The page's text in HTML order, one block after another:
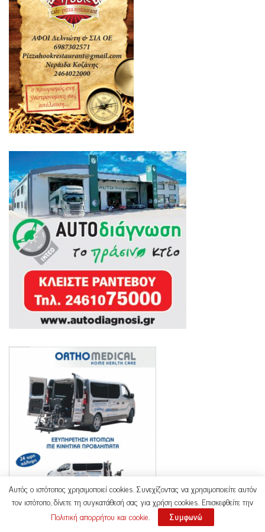
Αυτός ο ιστότοπος χρησιμοποιεί cookies. Συνεχίζοντας να χρησιμοποιείτε αυτόν
τον ιστότοπο, δίνετε τη συγκατάθεσή σας για χρήση cookies. Επισκεφθείτε την
Πολιτική απορρήτου και cookie. Συμφωνώ